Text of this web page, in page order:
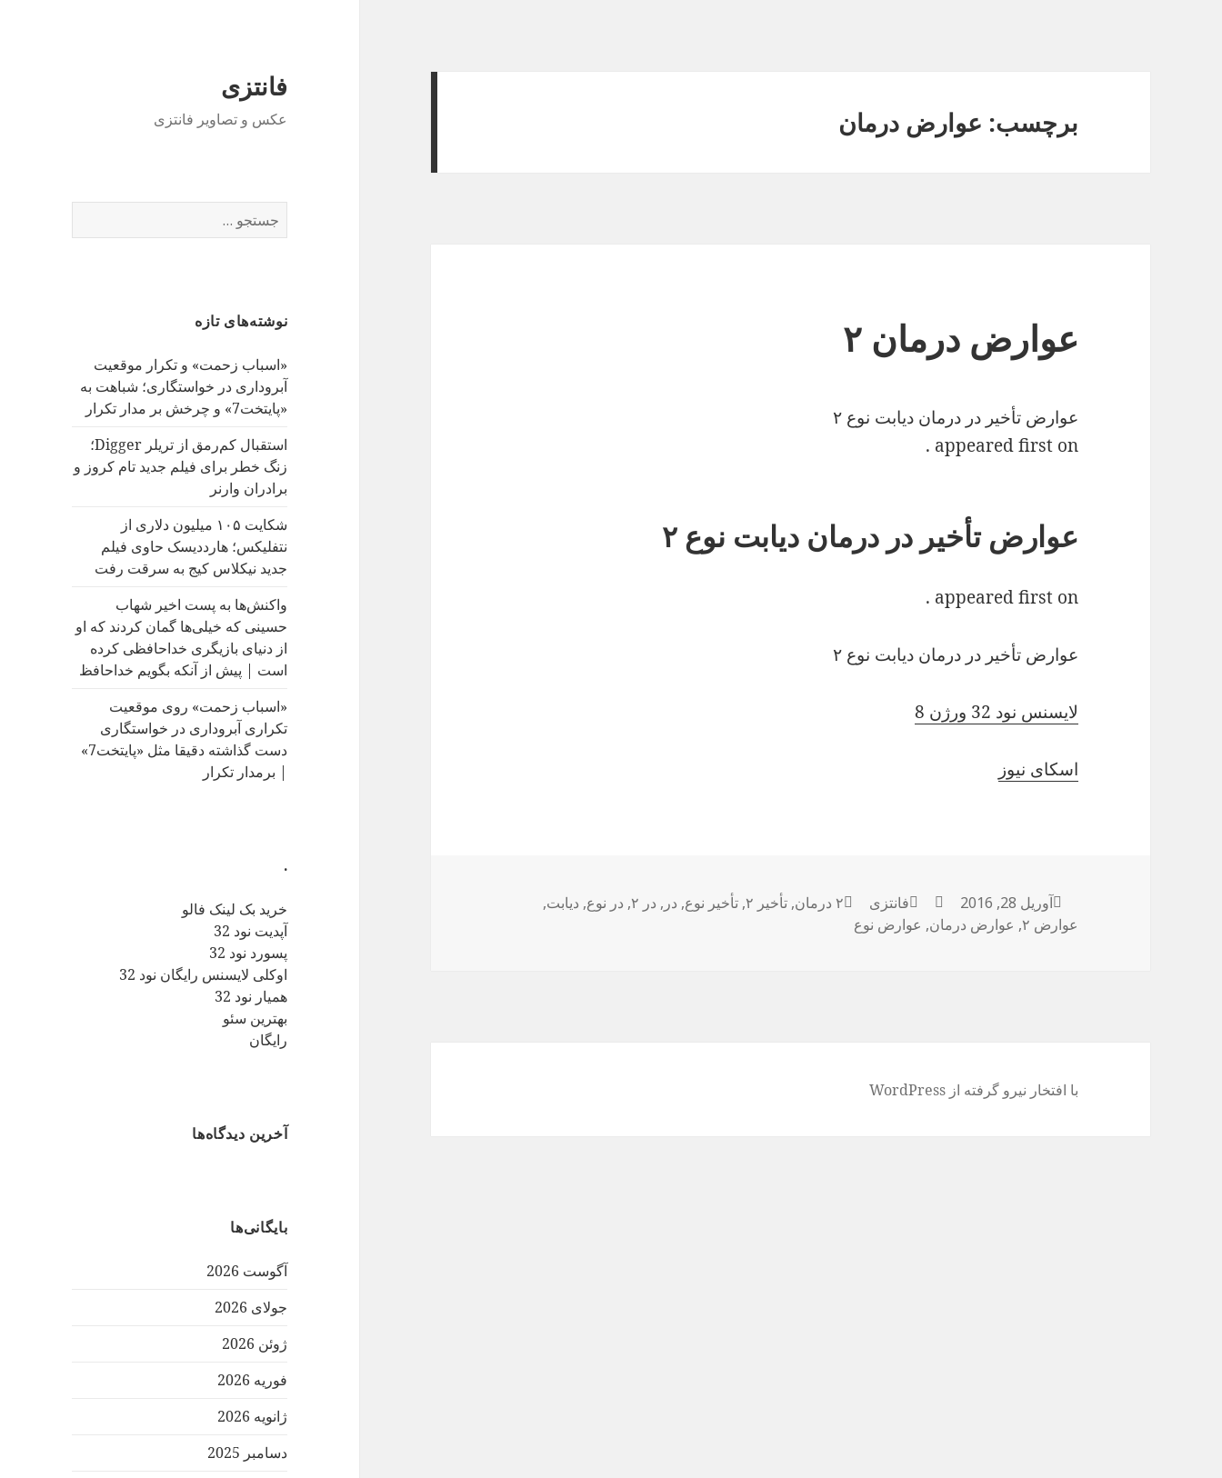
فانتزی
عکس و تصاویر فانتزی
س
ب
ا
ی
:
نوشته‌های تازه
«اسباب زحمت» و تکرار موقعیت
آبروداری در خواستگاری؛ شباهت به
«پایتخت7» و چرخش بر مدار تکرار
استقبال کم‌رمق از تریلر Digger؛
زنگ خطر برای فیلم جدید تام کروز و
برادران وارنر
شکایت ۱۰۵ میلیون دلاری از
نتفلیکس؛ هارددیسک حاوی فیلم
جدید نیکلاس کیج به سرقت رفت
واکنش‌ها به پست اخیر شهاب
حسینی که خیلی‌ها گمان کردند که او
از دنیای بازیگری خداحافظی کرده
است | پیش از آنکه بگویم خداحافظ
«اسباب زحمت» روی موقعیت
تکراری آبروداری در خواستگاری
دست گذاشته دقیقا مثل «پایتخت7»
| برمدار تکرار
.
خرید بک لینک فالو
آپدیت نود 32
پسورد نود 32
اوکلی لایسنس رایگان نود 32
همیار نود 32
بهترین سئو
رایگان
آخرین دیدگاه‌ها
بایگانی‌ها
آگوست 2026
جولای 2026
ژوئن 2026
فوریه 2026
ژانویه 2026
دسامبر 2025
برچسب: عوارض درمان
عوارض درمان ۲
عوارض تأخیر در درمان دیابت نوع ۲
appeared first on .
عوارض تأخیر در درمان دیابت نوع ۲
appeared first on .
عوارض تأخیر در درمان دیابت نوع ۲
لایسنس نود 32 ورژن 8
اسکای نیوز
ارسال
شده
آوریل 28, 2016 نویسنده
دسته‌ها
فانتزی برچسب‌ها
۲ درمان ,تأخیر ۲ ,تأخیر نوع, در , در ۲ , در نوع, دیابت,
عوارض ۲
, عوارض درمان, عوارض نوع
با افتخار نیرو گرفته از WordPress